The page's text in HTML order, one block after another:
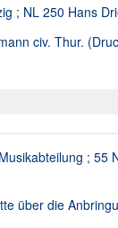
; NL 250 Hans
civ. Thur.
; 55
über die